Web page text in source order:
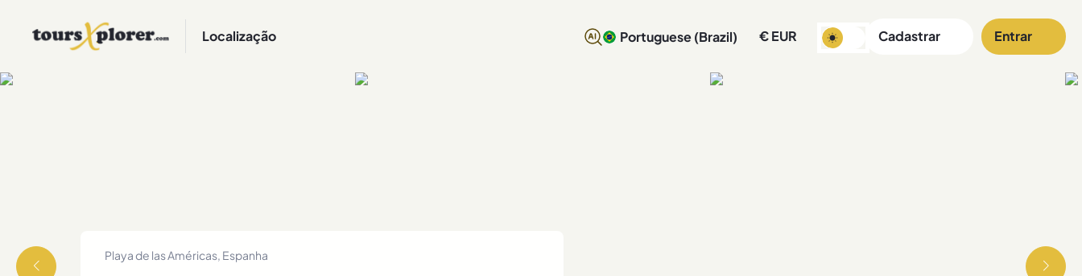
Localização Portuguese (Brazil) € EUR Cadastrar Entrar
Playa de las Américas, Espanha